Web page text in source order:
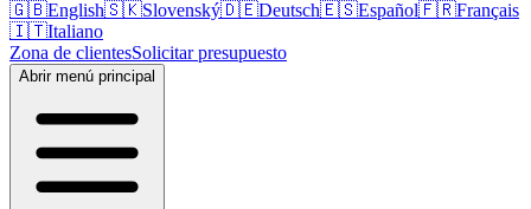
🇬🇧English🇸🇰Slovenský🇩🇪Deutsch🇪🇸Español🇫🇷Français
🇮🇹Italiano
Zona de clientesSolicitar presupuesto
Abrir menú principal